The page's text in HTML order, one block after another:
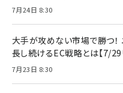
7月24日 8:30
大手が攻めない市場で勝つ
長し続けるEC戦略とは【7/29
7月23日 8:30